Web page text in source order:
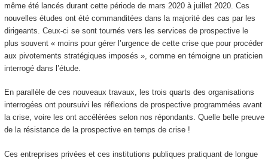
même été lancés durant cette période de mars 2020 à juillet 2020. Ces
nouvelles études ont été commanditées dans la majorité des cas par les
dirigeants. Ceux-ci se sont tournés vers les services de prospective le
plus souvent « moins pour gérer l’urgence de cette crise que pour procéder
aux pivotements stratégiques imposés », comme en témoigne un praticien
interrogé dans l’étude.
En parallèle de ces nouveaux travaux, les trois quarts des organisations
interrogées ont poursuivi les réflexions de prospective programmées avant
la crise, voire les ont accélérées selon nos répondants. Quelle belle preuve
de la résistance de la prospective en temps de crise !
Ces entreprises privées et ces institutions publiques pratiquant de longue